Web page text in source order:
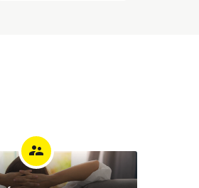
supervisor_account